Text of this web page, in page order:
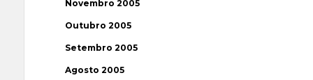
Novembro 2005
Outubro 2005
Setembro 2005
Agosto 2005